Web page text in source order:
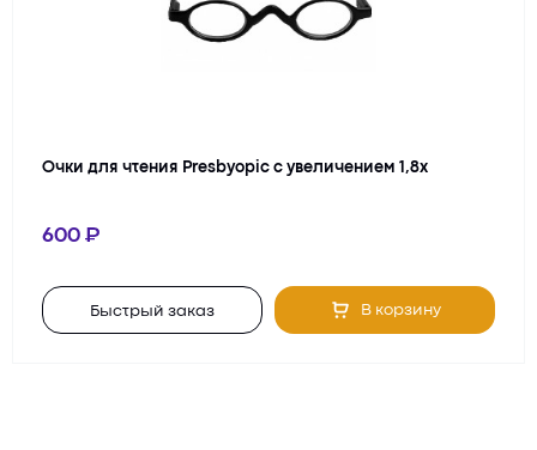
Очки для чтения Presbyopic с увеличением 1,8х
600
Быстрый заказ В корзину